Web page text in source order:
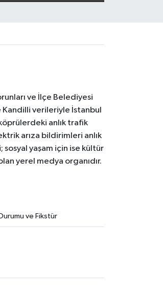
ve İlçe Belediyesi
Kandilli verileriyle İstanbul
anlık trafik
arıza bildirimleri anlık
yaşam için ise kültür
yerel medya organıdır.
ve Fikstür